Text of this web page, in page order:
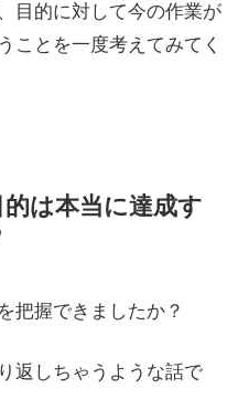
目的に対して今の作業が
ことを一度考えてみてく
は本当に達成す
把握できましたか？
返しちゃうような話で